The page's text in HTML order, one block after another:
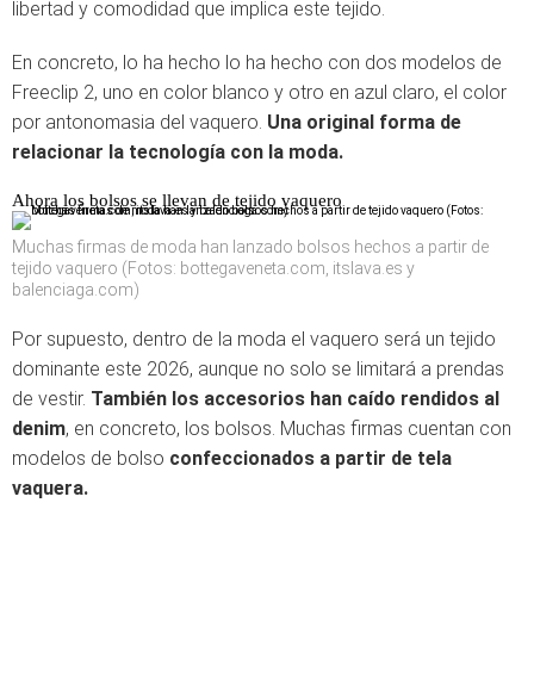
libertad y comodidad que implica este tejido.
En concreto, lo ha hecho lo ha hecho con dos modelos de
Freeclip 2, uno en color blanco y otro en azul claro, el color
por antonomasia del vaquero. Una original forma de
relacionar la tecnología con la moda.
Ahora los bolsos se llevan de tejido vaquero
Muchas firmas de moda han lanzado bolsos hechos a partir de
tejido vaquero (Fotos: bottegaveneta.com, itslava.es y
balenciaga.com)
Por supuesto, dentro de la moda el vaquero será un tejido
dominante este 2026, aunque no solo se limitará a prendas
de vestir. También los accesorios han caído rendidos al
denim, en concreto, los bolsos. Muchas firmas cuentan con
modelos de bolso confeccionados a partir de tela
vaquera.